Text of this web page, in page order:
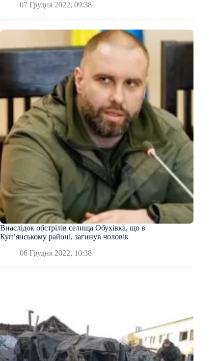
07 Грудня 2022, 09:38
Внаслідок обстрілів селища Обухівка, що в
Куп’янському районі, загинув чоловік
06 Грудня 2022, 10:38